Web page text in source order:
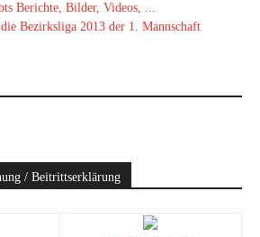
Berichte, Bilder, Videos, ...
Bezirksliga 2013 der 1. Mannschaft
/ Beitrittserklärung